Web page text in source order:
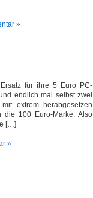
»
für ihre 5 Euro PC-
endlich mal selbst zwei
extrem herabgesetzen
die 100 Euro-Marke. Also
[…]
»